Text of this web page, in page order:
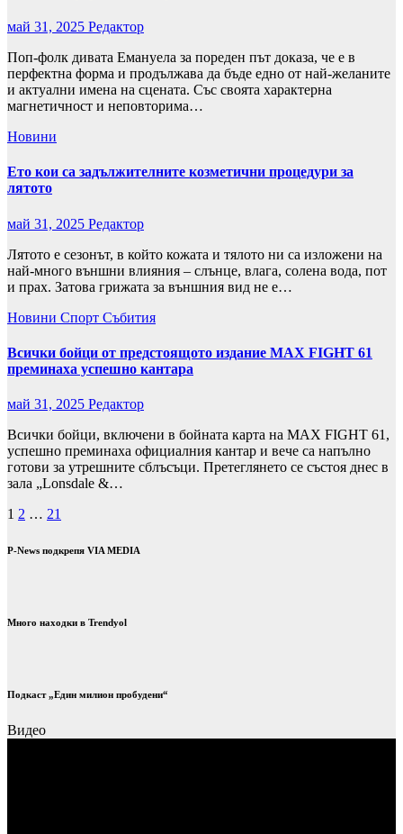
май 31, 2025 Редактор
Поп-фолк дивата Емануела за пореден път доказа, че е в
перфектна форма и продължава да бъде едно от най-желаните
и актуални имена на сцената. Със своята характерна
магнетичност и неповторима…
Новини
Ето кои са задължителните козметични процедури за
лятото
май 31, 2025 Редактор
Лятото е сезонът, в който кожата и тялото ни са изложени на
най-много външни влияния – слънце, влага, солена вода, пот
и прах. Затова грижата за външния вид не е…
Новини Спорт Събития
Всички бойци от предстоящото издание MAX FIGHT 61
преминаха успешно кантара
май 31, 2025 Редактор
Всички бойци, включени в бойната карта на MAX FIGHT 61,
успешно преминаха официалния кантар и вече са напълно
готови за утрешните сблъсъци. Претеглянето се състоя днес в
зала „Lonsdale &…
Разделяне
на
страници
1 2 … 21
P-News подкрепя VIA MEDIA
Много находки в Trendyol
Подкаст „Един милион пробудени“
Видео